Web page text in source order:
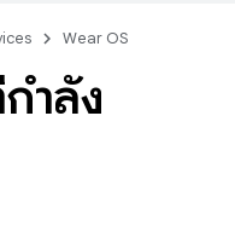
Wear OS
ำลัง